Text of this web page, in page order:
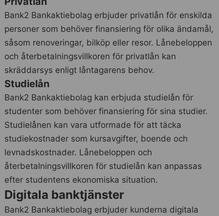
Bank2 Bankaktiebolag erbjuder privatlån för enskilda
personer som behöver finansiering för olika ändamål,
såsom renoveringar, bilköp eller resor. Lånebeloppen
och återbetalningsvillkoren för privatlån kan
skräddarsys enligt låntagarens behov.
Studielån
Bank2 Bankaktiebolag kan erbjuda studielån för
studenter som behöver finansiering för sina studier.
Studielånen kan vara utformade för att täcka
studiekostnader som kursavgifter, boende och
levnadskostnader. Lånebeloppen och
återbetalningsvillkoren för studielån kan anpassas
efter studentens ekonomiska situation.
Digitala banktjänster
Bank2 Bankaktiebolag erbjuder kunderna digitala